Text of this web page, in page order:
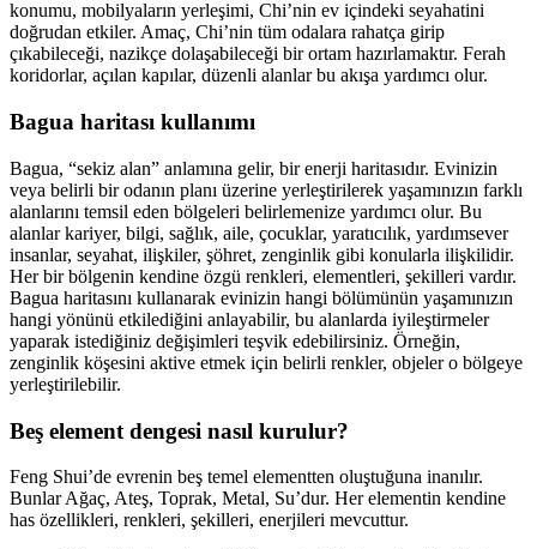
konumu, mobilyaların yerleşimi, Chi’nin ev içindeki seyahatini
doğrudan etkiler. Amaç, Chi’nin tüm odalara rahatça girip
çıkabileceği, nazikçe dolaşabileceği bir ortam hazırlamaktır. Ferah
koridorlar, açılan kapılar, düzenli alanlar bu akışa yardımcı olur.
Bagua haritası kullanımı
Bagua, “sekiz alan” anlamına gelir, bir enerji haritasıdır. Evinizin
veya belirli bir odanın planı üzerine yerleştirilerek yaşamınızın farklı
alanlarını temsil eden bölgeleri belirlemenize yardımcı olur. Bu
alanlar kariyer, bilgi, sağlık, aile, çocuklar, yaratıcılık, yardımsever
insanlar, seyahat, ilişkiler, şöhret, zenginlik gibi konularla ilişkilidir.
Her bir bölgenin kendine özgü renkleri, elementleri, şekilleri vardır.
Bagua haritasını kullanarak evinizin hangi bölümünün yaşamınızın
hangi yönünü etkilediğini anlayabilir, bu alanlarda iyileştirmeler
yaparak istediğiniz değişimleri teşvik edebilirsiniz. Örneğin,
zenginlik köşesini aktive etmek için belirli renkler, objeler o bölgeye
yerleştirilebilir.
Beş element dengesi nasıl kurulur?
Feng Shui’de evrenin beş temel elementten oluştuğuna inanılır.
Bunlar Ağaç, Ateş, Toprak, Metal, Su’dur. Her elementin kendine
has özellikleri, renkleri, şekilleri, enerjileri mevcuttur.